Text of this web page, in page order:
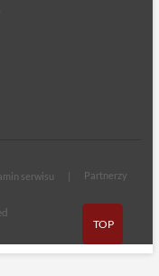
serwisu Partnerzy
TOP